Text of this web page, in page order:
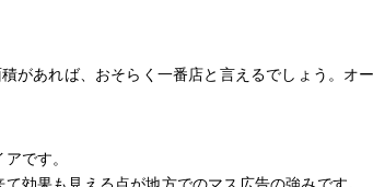
があれば、おそらく一番店と言えるでしょう。オ
です。